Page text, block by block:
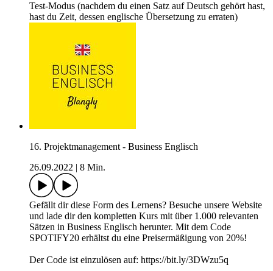
Test-Modus (nachdem du einen Satz auf Deutsch gehört hast,
hast du Zeit, dessen englische Übersetzung zu erraten)
16. Projektmanagement - Business Englisch
26.09.2022
8 Min.
Gefällt dir diese Form des Lernens? Besuche unsere Website
und lade dir den kompletten Kurs mit über 1.000 relevanten
Sätzen in Business Englisch herunter. Mit dem Code
SPOTIFY20 erhältst du eine Preisermäßigung von 20%!
Der Code ist einzulösen auf: https://bit.ly/3DWzu5q